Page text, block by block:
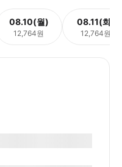
08.10(월)
12,764원
08.11(화)
12,764원